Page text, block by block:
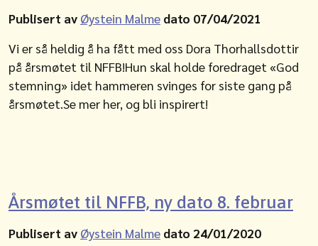
Publisert av Øystein Malme dato 07/04/2021
Vi er så heldig å ha fått med oss Dora Thorhallsdottir
på årsmøtet til NFFB!Hun skal holde foredraget «God
stemning» idet hammeren svinges for siste gang på
årsmøtet.Se mer her, og bli inspirert!
Årsmøtet til NFFB, ny dato 8. februar
Publisert av Øystein Malme dato 24/01/2020